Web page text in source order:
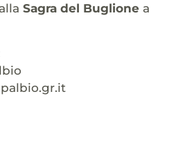
Sagra del Buglione a